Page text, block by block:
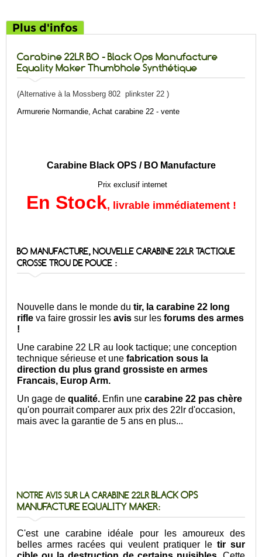
Plus d'infos
Carabine 22LR BO - Black Ops Manufacture
Equality Maker Thumbhole Synthétique
(Alternative à la Mossberg 802 plinkster 22 )
Armurerie Normandie, Achat carabine 22 - vente
Carabine Black OPS / BO Manufacture
Prix exclusif internet
En Stock, livrable immédiatement !
BO MANUFACTURE, NOUVELLE CARABINE 22LR TACTIQUE
CROSSE TROU DE POUCE :
Nouvelle dans le monde dutir, la carabine 22 long
rifle va faire grossir lesavis sur lesforums des armes
!
Une carabine 22 LR au look tactique; une conception
technique sérieuse et unefabrication sous la
direction du plus grand grossiste en armes
Francais, Europ Arm.
Un gage dequalité. Enfin unecarabine 22 pas chère
qu'on pourrait comparer aux prix des 22lr d'occasion,
mais avec la garantie de 5 ans en plus...
NOTRE AVIS SUR LA CARABINE 22LRBLACK OPS
MANUFACTURE EQUALITY MAKER:
C'est une carabine idéale pour les amoureux des
belles armes racées qui veulent pratiquer le tir sur